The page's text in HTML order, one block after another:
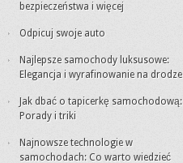
bezpieczeństwa i więcej
Odpicuj swoje auto
Najlepsze samochody luksusowe:
Elegancja i wyrafinowanie na drodze
Jak dbać o tapicerkę samochodową:
Porady i triki
Najnowsze technologie w
samochodach: Co warto wiedzieć